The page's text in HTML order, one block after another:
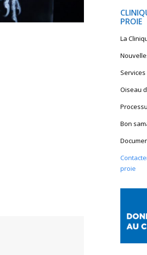
opens
new
PROIE
La
Oiseau
Bon
proie